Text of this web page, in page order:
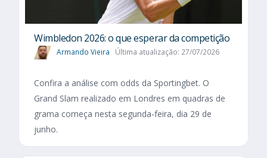
Wimbledon 2026: o que esperar da competição
Armando Vieira Última atualização: 27/07/2026
Confira a análise com odds da Sportingbet. O
Grand Slam realizado em Londres em quadras de
grama começa nesta segunda-feira, dia 29 de
junho.